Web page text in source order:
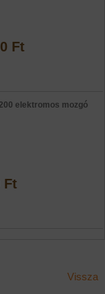
Ft
elektromos mozgó
Ft
Vissza